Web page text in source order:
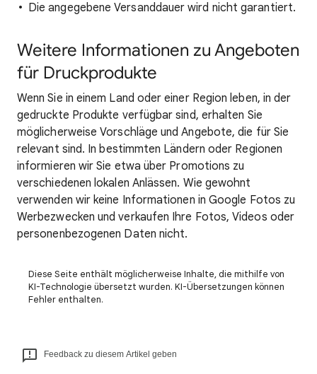
Die angegebene Versanddauer wird nicht garantiert.
Weitere Informationen zu Angeboten
für Druckprodukte
Wenn Sie in einem Land oder einer Region leben, in der
gedruckte Produkte verfügbar sind, erhalten Sie
möglicherweise Vorschläge und Angebote, die für Sie
relevant sind. In bestimmten Ländern oder Regionen
informieren wir Sie etwa über Promotions zu
verschiedenen lokalen Anlässen. Wie gewohnt
verwenden wir keine Informationen in Google Fotos zu
Werbezwecken und verkaufen Ihre Fotos, Videos oder
personenbezogenen Daten nicht.
Diese Seite enthält möglicherweise Inhalte, die mithilfe von
KI-Technologie übersetzt wurden. KI-Übersetzungen können
Fehler enthalten.
Feedback zu diesem Artikel geben